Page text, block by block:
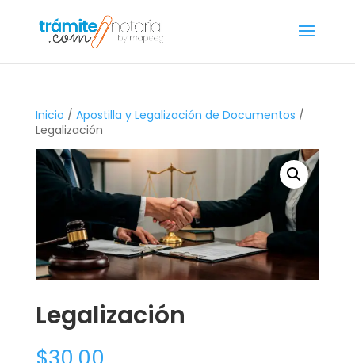
Inicio / Apostilla y Legalización de Documentos /
Legalización
Legalización